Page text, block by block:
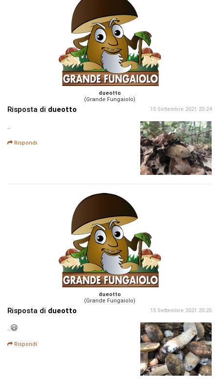
dueotto
(Grande Fungaiolo)
Risposta di dueotto 15 Settembre 2021 20:24
..
Rispondi
dueotto
(Grande Fungaiolo)
Risposta di dueotto 15 Settembre 2021 20:25
..😃
Rispondi